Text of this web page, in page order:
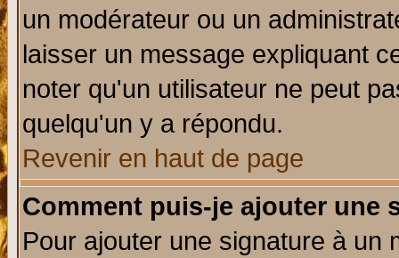
un modérateur ou un
laisser un message expliquant
noter qu'un utilisateur ne peut
quelqu'un y a répondu.
Revenir en haut de page
Comment puis-je ajouter une
Pour ajouter une signature à un